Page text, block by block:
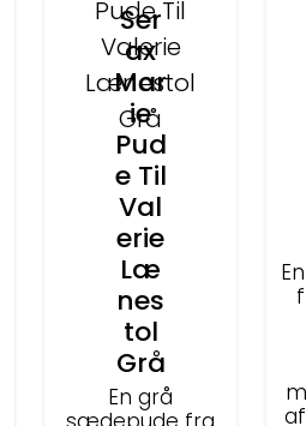
Ser
ax
Mar
ie
Pud
e Til
Val
erie
Læ
nes
tol
Grå
En grå